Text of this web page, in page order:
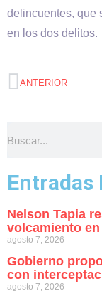
delincuentes, que
en los dos delitos.
ANTERIOR
Entradas
Nelson Tapia
volcamiento
agosto 7, 2026
Gobierno
con
agosto 7, 2026